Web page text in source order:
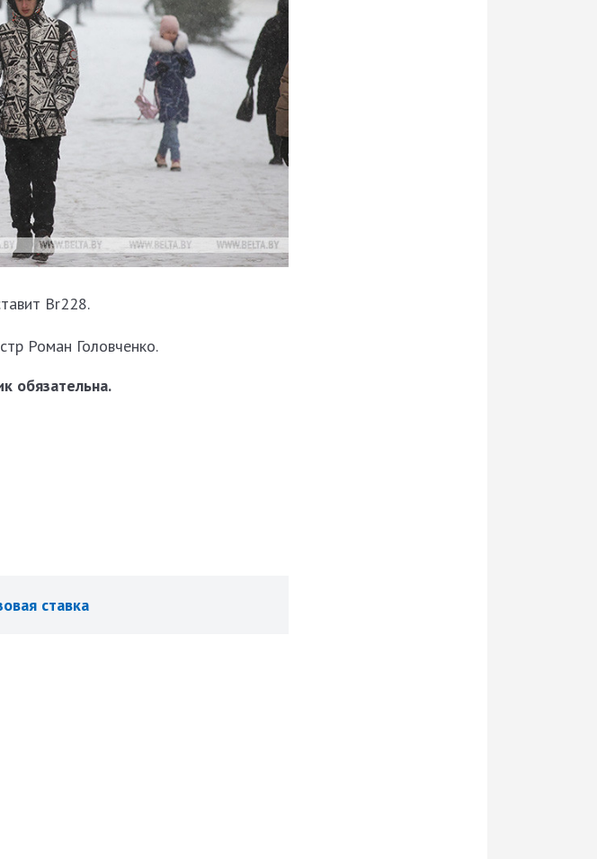
Br228.
Роман Головченко.
обязательна.
ставка